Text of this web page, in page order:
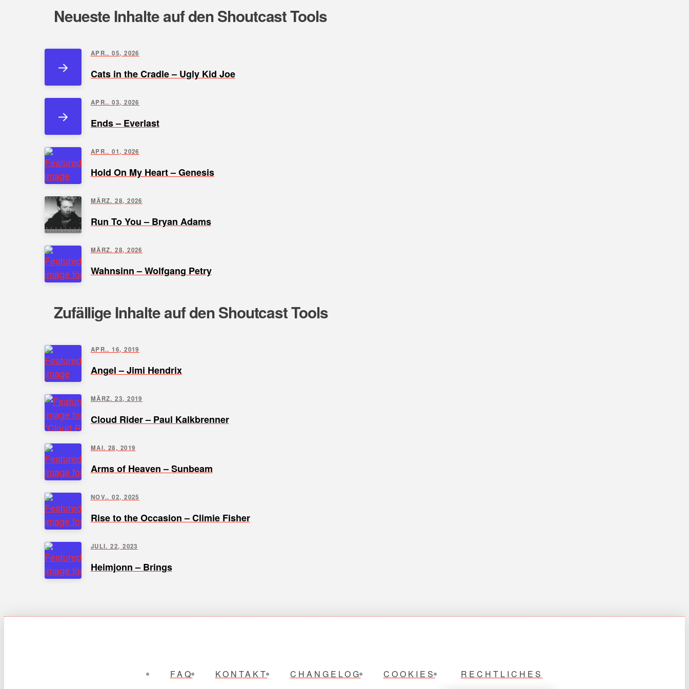
Neueste Inhalte auf den Shoutcast Tools
APR.. 05, 2026
Cats in the Cradle – Ugly Kid Joe
APR.. 03, 2026
Ends – Everlast
APR.. 01, 2026
Hold On My Heart – Genesis
MÄRZ. 28, 2026
Run To You – Bryan Adams
MÄRZ. 28, 2026
Wahnsinn – Wolfgang Petry
Zufällige Inhalte auf den Shoutcast Tools
APR.. 16, 2019
Angel – Jimi Hendrix
MÄRZ. 23, 2019
Cloud Rider – Paul Kalkbrenner
MAI. 28, 2019
Arms of Heaven – Sunbeam
NOV.. 02, 2025
Rise to the Occasion – Climie Fisher
JULI. 22, 2023
Heimjonn – Brings
FAQ KONTAKT CHANGELOG COOKIES RECHTLICHES